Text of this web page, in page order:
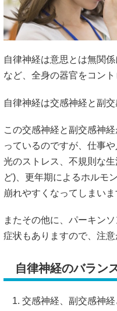
自律神経は意思とは無関
など、全身の器官をコント
自律神経は交感神経と副
この交感神経と副交感神
っているのですが、仕事
光のストレス、不規則な
ど)、更年期によるホルモ
崩れやすくなってしまいま
またその他に、パーキン
症状もありますので、注意
自律神経のバラン
交感神経、副交感神